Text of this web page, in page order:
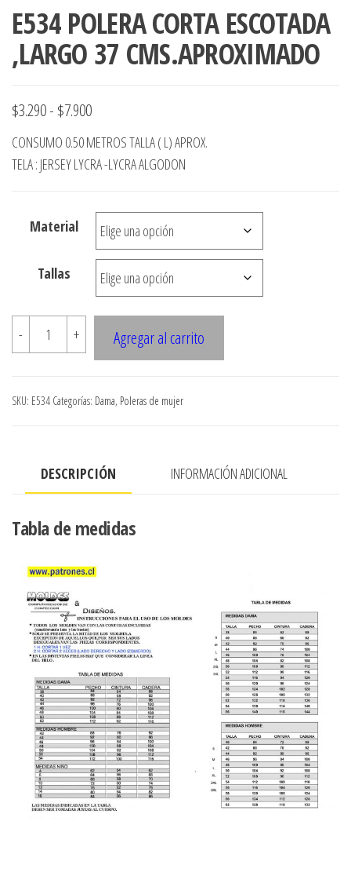
E534 POLERA CORTA ESCOTADA
,LARGO 37 CMS.APROXIMADO
$3.290- $7.900Rango
de
precios:
$3.290
hasta
$7.900
CONSUMO 0.50 METROS TALLA ( L) APROX.
TELA : JERSEY LYCRA -LYCRA ALGODON
Material
Tallas
-
E534
POLERA
ESCOTADA
,LARGO
cantidad
+ Agregar al carrito
SKU: E534 Categorías: Dama, Poleras de mujer
DESCRIPCIÓN INFORMACIÓN ADICIONAL
Tabla de medidas